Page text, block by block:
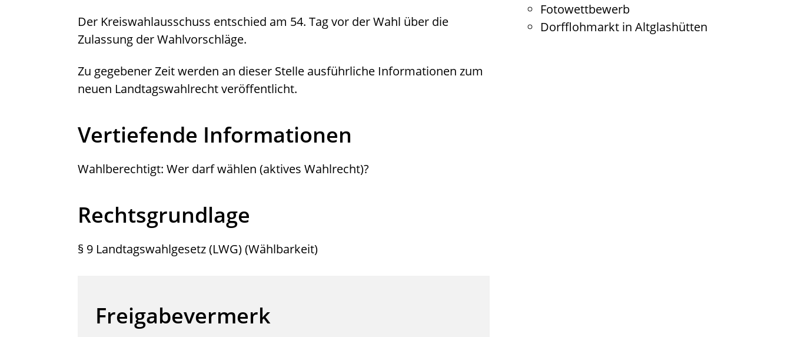
Fotowettbewerb
Dorfflohmarkt in Altglashütten
Der Kreiswahlausschuss entschied am 54. Tag vor der Wahl über die
Zulassung der Wahlvorschläge.
Zu gegebener Zeit werden an dieser Stelle ausführliche Informationen zum
neuen Landtagswahlrecht veröffentlicht.
Vertiefende Informationen
Wahlberechtigt: Wer darf wählen (aktives Wahlrecht)?
Rechtsgrundlage
§ 9 Landtagswahlgesetz (LWG) (Wählbarkeit)
Freigabevermerk